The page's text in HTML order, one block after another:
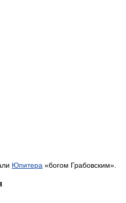
Юпитера «богом Грабовским».